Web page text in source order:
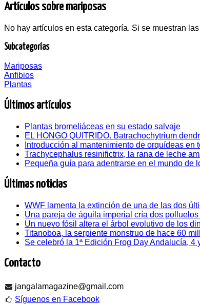
Artículos sobre mariposas
No hay artículos en esta categoría. Si se muestran
Subcategorías
Mariposas
Anfibios
Plantas
Últimos artículos
Plantas bromeliáceas en su estado salvaje
EL HONGO QUITRIDO. Batrachochytrium
Introducción al mantenimiento de orquídeas en
Trachycephalus resinifictrix, la rana de leche
Pequeña guía para adentrarse en el mundo de
Últimas noticias
WWF lamenta la extinción de una de las dos
Una pareja de águila imperial cría dos
Un nuevo fósil altera el árbol evolutivo de los
Titanoboa, la serpiente monstruo de hace 60
Se celebró la 1ª Edición Frog Day Andalucía, 4
Contacto
jangalamagazine@gmail.com
Síguenos en Facebook